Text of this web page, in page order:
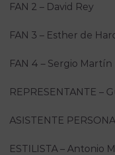
FAN 2 – David Rey
FAN 3 – Esther de
FAN 4 – Sergio Martín
REPRESENTANTE –
ASISTENTE
ESTILISTA – Antonio